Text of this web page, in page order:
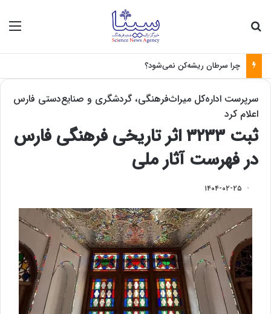
چرا سرطان ریشه‌کن نمی‌شود؟
سرپرست اداره‌کل میراث‌فرهنگی، گردشگری و صنایع‌دستی فارس
اعلام کرد
ثبت ۳۲۳۳ اثر تاریخی فرهنگی فارس
در فهرست آثار ملی
۱۴۰۴-۰۲-۲۵